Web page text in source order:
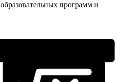
программ и